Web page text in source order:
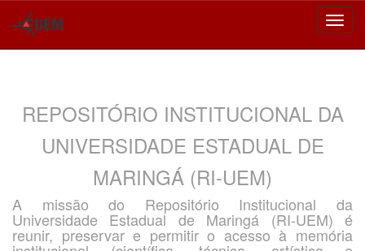
REPOSITÓRIO INSTITUCIONAL DA
UNIVERSIDADE ESTADUAL DE
MARINGÁ (RI-UEM)
A missão do Repositório Institucional da
Universidade Estadual de Maringá (RI-UEM) é
reunir, preservar e permitir o acesso à memória